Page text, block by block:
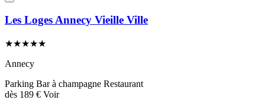
Les Loges Annecy Vieille Ville
★★★★★
Annecy
Parking Bar à champagne Restaurant
dès 189 € Voir